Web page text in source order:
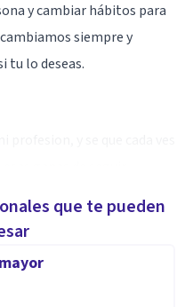
y cambiar hábitos para
siempre y
tu lo deseas.
ganas de seguir
embarazos y pospartos,
problemas
que te pueden